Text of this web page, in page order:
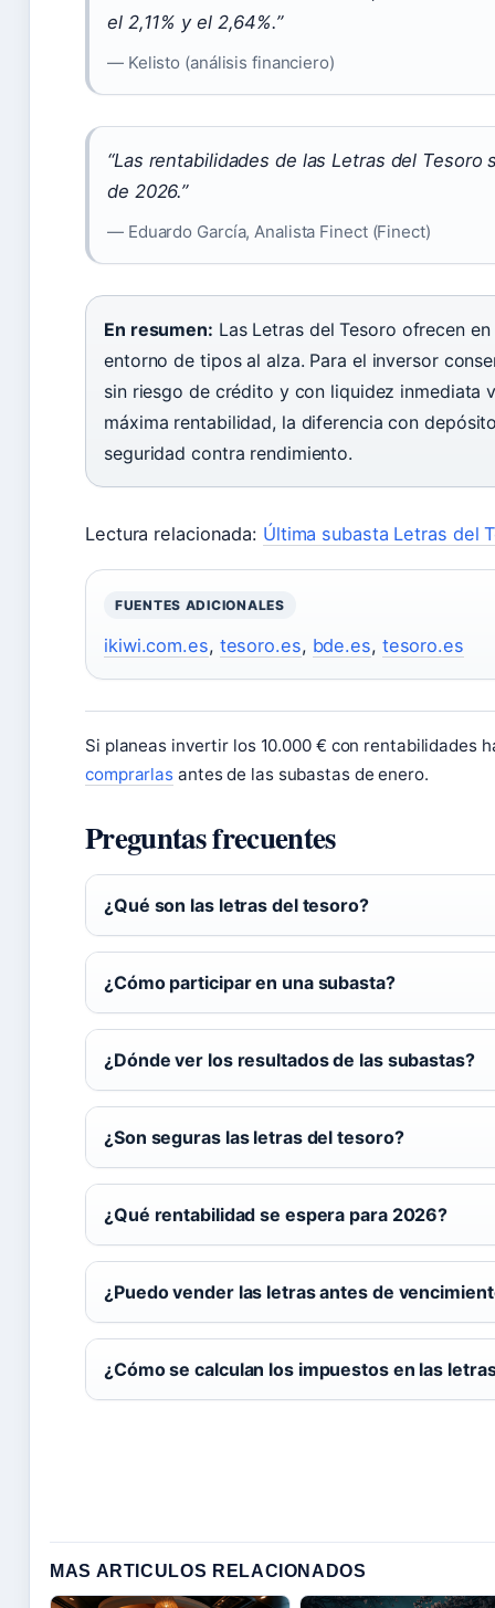
el 2,11% y el 2,64%.”
— Kelisto (análisis financiero)
“Las rentabilidades de las Letras del
de 2026.”
— Eduardo García, Analista Finect (Finect)
En resumen: Las Letras del Tesoro ofrecen
entorno de tipos al alza. Para el inversor
sin riesgo de crédito y con liquidez inmediata
máxima rentabilidad, la diferencia con
seguridad contra rendimiento.
Lectura relacionada: Última subasta Letras del
FUENTES ADICIONALES
ikiwi.com.es, tesoro.es, bde.es, tesoro.es
Si planeas invertir los 10.000 € con rentabilidades
comprarlas antes de las subastas de enero.
Preguntas frecuentes
¿Qué son las letras del tesoro?
¿Cómo participar en una subasta?
¿Dónde ver los resultados de las subastas?
¿Son seguras las letras del tesoro?
¿Qué rentabilidad se espera para 2026?
¿Puedo vender las letras antes de
¿Cómo se calculan los impuestos en las
MAS ARTICULOS RELACIONADOS